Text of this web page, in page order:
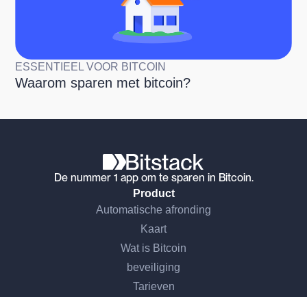
ESSENTIEEL VOOR BITCOIN
Waarom sparen met bitcoin?
De nummer 1 app om te sparen in Bitcoin.
Product
Automatische afronding
Kaart
Wat is Bitcoin
beveiliging
Tarieven